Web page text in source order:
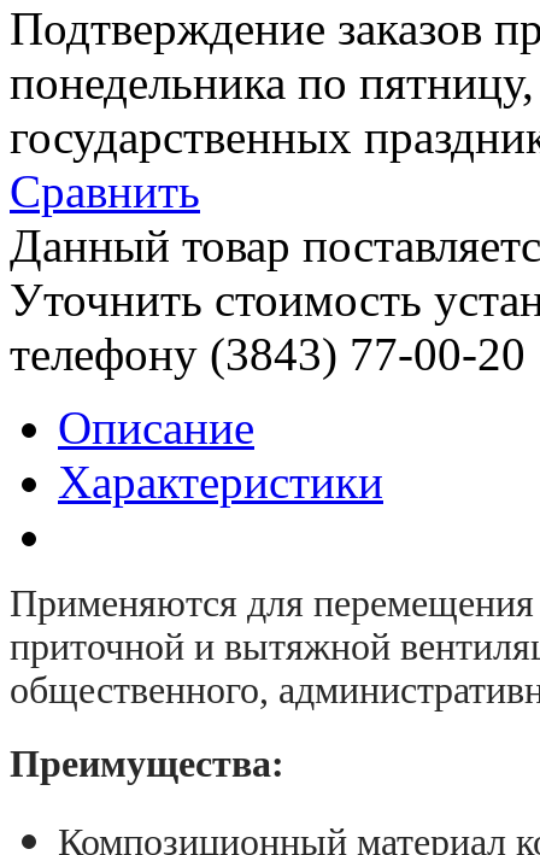
Подтверждение заказов
понедельника по
государственных
Сравнить
Данный товар
Уточнить стоимость
телефону (3843) 77-00-20
Описание
Характеристики
Применяются для перемещения
приточной и вытяжной
общественного,
Преимущества:
Композиционный материал